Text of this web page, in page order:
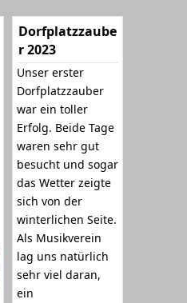
Dorfplatzzaube
r 2023
Unser erster
Dorfplatzzauber
war ein toller
Erfolg. Beide Tage
waren sehr gut
besucht und sogar
das Wetter zeigte
sich von der
winterlichen Seite.
Als Musikverein
lag uns natürlich
sehr viel daran,
ein